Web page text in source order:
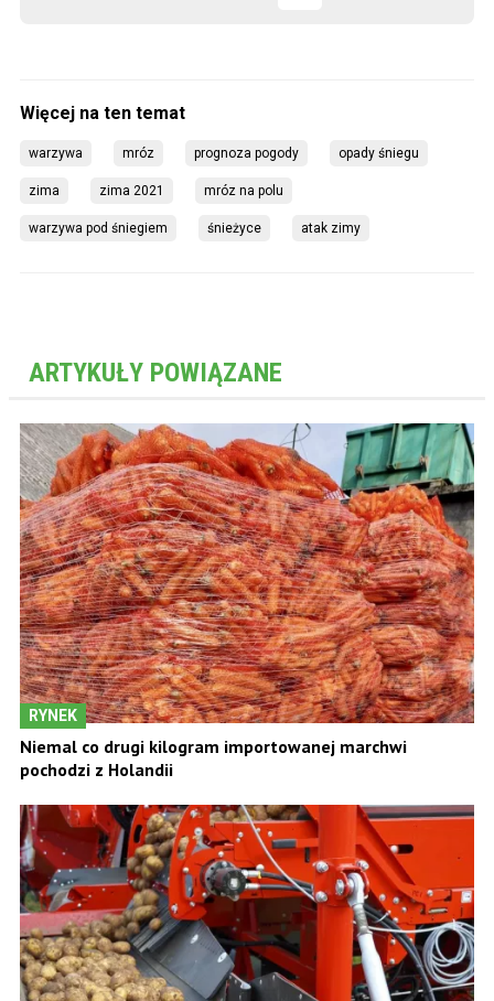
warzywa mróz prognoza pogody opady śniegu
zima zima 2021 mróz na polu
warzywa pod śniegiem śnieżyce atak zimy
ARTYKUŁY POWIĄZANE
RYNEK
Niemal co drugi kilogram importowanej marchwi
pochodzi z Holandii